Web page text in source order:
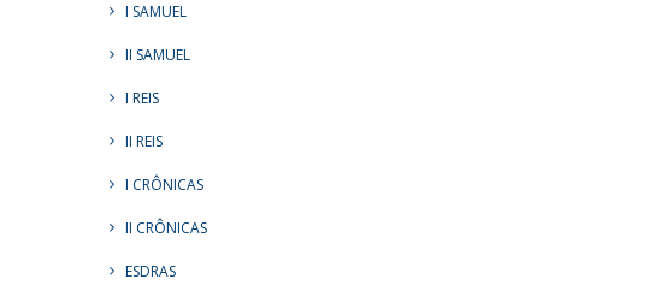
I SAMUEL
II SAMUEL
I REIS
II REIS
I CRÔNICAS
II CRÔNICAS
ESDRAS